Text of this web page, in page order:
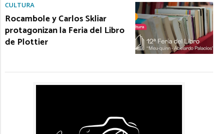
CULTURA
Rocambole y Carlos Skliar
protagonizan la Feria del Libro
de Plottier